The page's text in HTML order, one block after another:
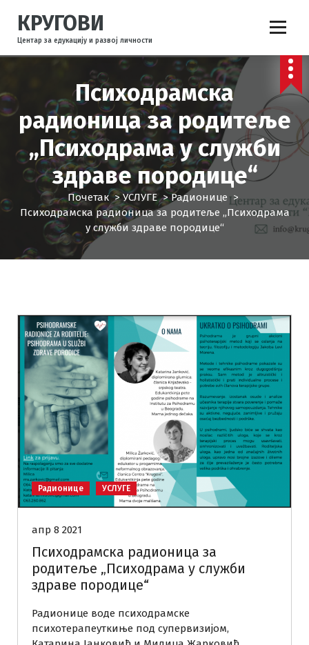
ч
а
с
ј
КРУГОВИ
Центар за едукацију и развој личности
Психодрамска
радионица за родитеље
„Психодрама у служби
здраве породице“
Почетак>УСЛУГЕ>Радионице >
Психодрамска радионица за родитеље „Психодрама
у служби здраве породице“
Радионице УСЛУГЕ
апр 8 2021
Психодрамска радионица за
родитеље „Психодрама у служби
здраве породице“
Радионице воде психодрамске
психотерапеуткиње под супервизијом,